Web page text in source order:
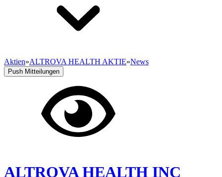
Aktien»ALTROVA HEALTH AKTIE»News
Push Mitteilungen
ALTROVA HEALTH INC